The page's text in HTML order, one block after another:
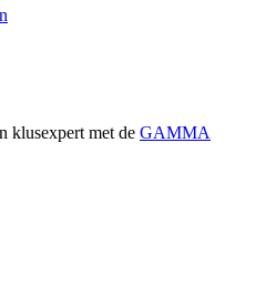
klusexpert met de GAMMA